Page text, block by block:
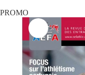
PROMO